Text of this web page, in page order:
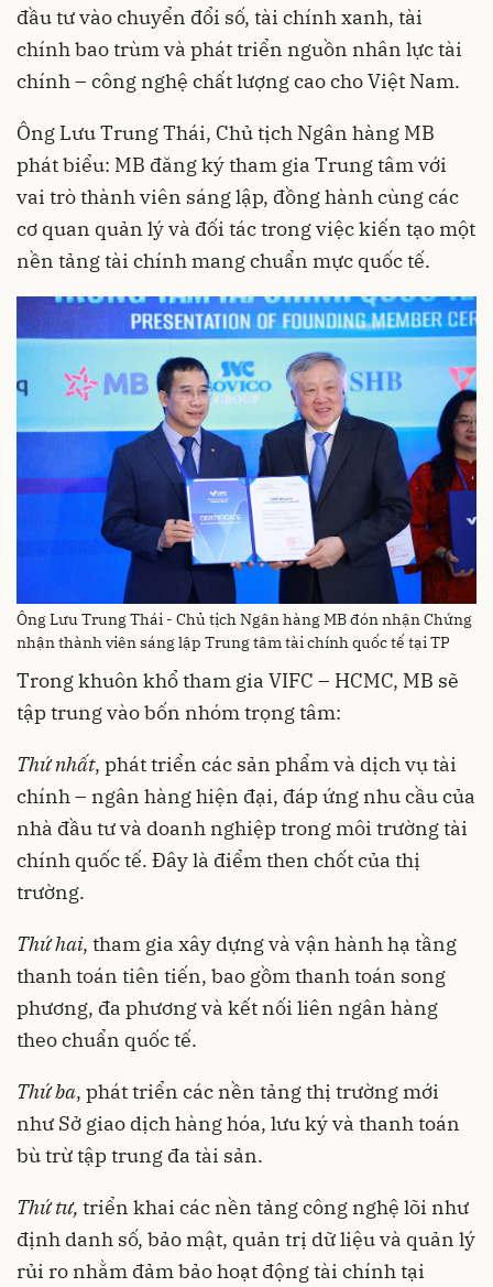
đầu tư vào chuyển đổi số, tài chính xanh, tài
chính bao trùm và phát triển nguồn nhân lực tài
chính – công nghệ chất lượng cao cho Việt Nam.
Ông Lưu Trung Thái, Chủ tịch Ngân hàng MB
phát biểu: MB đăng ký tham gia Trung tâm với
vai trò thành viên sáng lập, đồng hành cùng các
cơ quan quản lý và đối tác trong việc kiến tạo một
nền tảng tài chính mang chuẩn mực quốc tế.
Ông Lưu Trung Thái - Chủ tịch Ngân hàng MB đón nhận Chứng
nhận thành viên sáng lập Trung tâm tài chính quốc tế tại TP
Trong khuôn khổ tham gia VIFC – HCMC, MB sẽ
tập trung vào bốn nhóm trọng tâm:
Thứ nhất, phát triển các sản phẩm và dịch vụ tài
chính – ngân hàng hiện đại, đáp ứng nhu cầu của
nhà đầu tư và doanh nghiệp trong môi trường tài
chính quốc tế. Đây là điểm then chốt của thị
trường.
Thứ hai, tham gia xây dựng và vận hành hạ tầng
thanh toán tiên tiến, bao gồm thanh toán song
phương, đa phương và kết nối liên ngân hàng
theo chuẩn quốc tế.
Thứ ba, phát triển các nền tảng thị trường mới
như Sở giao dịch hàng hóa, lưu ký và thanh toán
bù trừ tập trung đa tài sản.
Thứ tư, triển khai các nền tảng công nghệ lõi như
định danh số, bảo mật, quản trị dữ liệu và quản lý
rủi ro nhằm đảm bảo hoạt động tài chính tại